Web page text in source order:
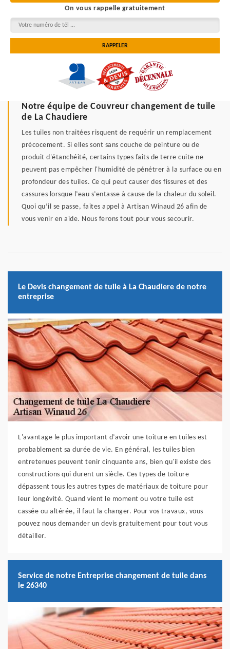
On vous rappelle gratuitement
Notre équipe de Couvreur changement de tuile
de La Chaudiere
Les tuiles non traitées risquent de requérir un remplacement
précocement. Si elles sont sans couche de peinture ou de
produit d'étanchéité, certains types faits de terre cuite ne
peuvent pas empêcher l'humidité de pénétrer à la surface ou en
profondeur des tuiles. Ce qui peut causer des fissures et des
cassures lorsque l’eau s’entasse à cause de la chaleur du soleil.
Quoi qu’il se passe, faites appel à Artisan Winaud 26 afin de
vous venir en aide. Nous ferons tout pour vous secourir.
Le Devis changement de tuile à La Chaudiere de notre
entreprise
L'avantage le plus important d’avoir une toiture en tuiles est
probablement sa durée de vie. En général, les tuiles bien
entretenues peuvent tenir cinquante ans, bien qu'il existe des
constructions qui durent un siècle. Ces types de toiture
dépassent tous les autres types de matériaux de toiture pour
leur longévité. Quand vient le moment ou votre tuile est
cassée ou altérée, il faut la changer. Pour vos travaux, vous
pouvez nous demander un devis gratuitement pour tout vous
détailler.
Service de notre Entreprise changement de tuile dans
le 26340